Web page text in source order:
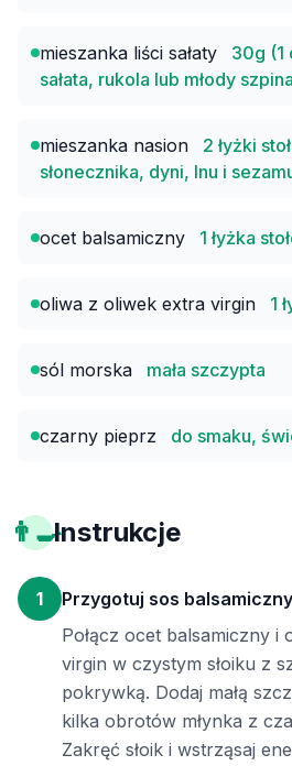
mieszanka liści sałaty
30g (1
sałata, rukola lub młody
mieszanka nasion
2 łyżki
słonecznika, dyni, lnu i
ocet balsamiczny 1 łyżka
oliwa z oliwek extra virgin 1
sól morska mała szczypta
czarny pieprz do smaku,
👨‍🍳Instrukcje
1
Przygotuj sos balsamiczny
Połącz ocet balsamiczny i
virgin w czystym słoiku z
pokrywką. Dodaj małą
kilka obrotów młynka z
Zakręć słoik i wstrząsaj